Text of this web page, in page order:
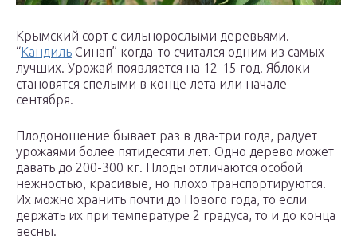
Крымский сорт с сильнорослыми деревьями.
“Кандиль Синап” когда-то считался одним из самых
лучших. Урожай появляется на 12-15 год. Яблоки
становятся спелыми в конце лета или начале
сентября.
Плодоношение бывает раз в два-три года, радует
урожаями более пятидесяти лет. Одно дерево может
давать до 200-300 кг. Плоды отличаются особой
нежностью, красивые, но плохо транспортируются.
Их можно хранить почти до Нового года, то если
держать их при температуре 2 градуса, то и до конца
весны.